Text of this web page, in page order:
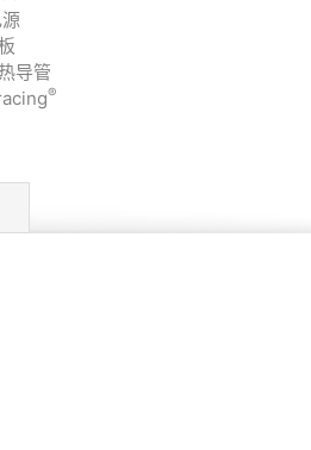
导管
®